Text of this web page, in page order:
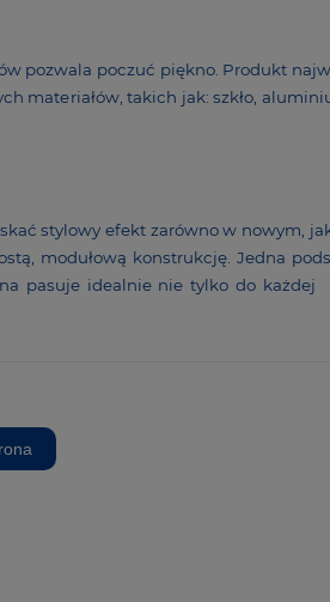
pozwala poczuć piękno. Produkt
mate­riałów, takich jak: szkło,
stylowy efekt zarówno w nowym,
modu­łową konstrukcję. Jedna
pasuje idealnie nie tylko do każdej